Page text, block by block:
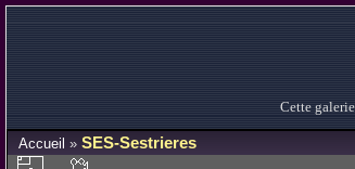
Cette
Accueil » SES-Sestrieres